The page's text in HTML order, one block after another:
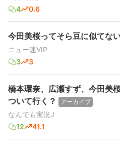
4
0.6
今田美桜ってそら豆に似てな
ニュー速VIP
3
3
橋本環奈、広瀬すず、今田
ついて行く？
アーカイブ
なんでも実況J
12
41.1